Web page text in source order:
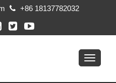
+86 18137782032